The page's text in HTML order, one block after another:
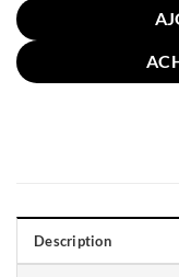
Description